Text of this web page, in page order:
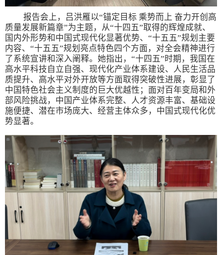
报告会上，吕洪雁以“锚定目标 乘势而上 奋力开创高
质量发展新篇章”为主题，从“十四五”取得的辉煌成就、
国内外形势和中国式现代化显著优势、“十五五”规划主要
内容、“十五五”规划亮点特色四个方面，对全会精神进行
了系统宣讲和深入阐释。她指出，“十四五”时期，我国在
高水平科技自立自强、现代化产业体系建设、人民生活品
质提升、高水平对外开放等方面取得突破性进展，彰显了
中国特色社会主义制度的巨大优越性；面对百年变局和外
部风险挑战，中国产业体系完整、人才资源丰富、基础设
施便捷、潜在市场庞大、经营主体众多，中国式现代化优
势显著。